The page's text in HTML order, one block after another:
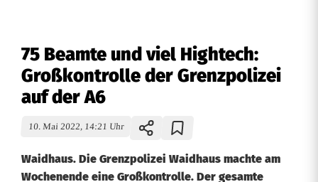
75 Beamte und viel Hightech:
Großkontrolle der Grenzpolizei
auf der A6
10. Mai 2022, 14:21 Uhr
Waidhaus. Die Grenzpolizei Waidhaus machte am
Wochenende eine Großkontrolle. Der gesamte